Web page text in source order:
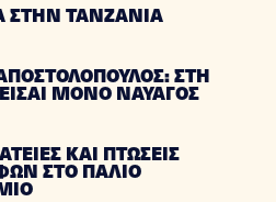
ΣΤΗΝ ΤΑΝΖΑΝΙΑ
ΣΤΗ
ΜΟΝΟ ΝΑΥΑΓΟΣ
ΚΑΙ ΠΤΩΣΕΙΣ
ΣΤΟ ΠΑΛΙΟ